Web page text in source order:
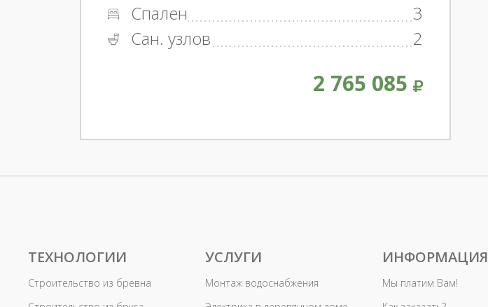
Спален
3
Сан. узлов
2
2 765 085
ТЕХНОЛОГИИ
Строительство из бревна
УСЛУГИ
Монтаж водоснабжения
ИНФОРМАЦИЯ
Мы платим Вам!